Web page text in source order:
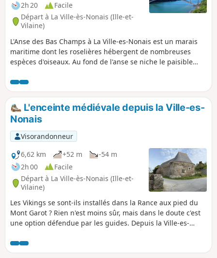
2h 20
Facile
Départ à La Ville-ès-Nonais (Ille-et-
Vilaine)
L'Anse des Bas Champs à La Ville-es-Nonais est un marais
maritime dont les roselières hébergent de nombreuses
espèces d'oiseaux. Au fond de l'anse se niche le paisible
Tour du Pays Malouin vous amène aux pieds des deux ponts
caractéristiques de la Vallée de la Rance : le Pont Saint-
Hubert et son pendant, le Pont Chateaubriand. Tous deux
enjambent la Rance à son rétrécissement, en reliant Plouër-
sur-Rance (département des Côtes d'Armor) à La Ville-ès-
Nonais (département Ille-et-Vilaine).
L'enceinte médiévale depuis la Ville-es-
Nonais
Visorandonneur
6,62 km
+52 m
-54 m
2h 00
Facile
Départ à La Ville-ès-Nonais (Ille-et-
Vilaine)
Les Vikings se sont-ils installés dans la Rance aux pied du
Mont Garot ? Rien n'est moins sûr, mais dans le doute c'est
une option défendue par les guides. Depuis la Ville-es-
l'emplacement du camp supposé des Vikings. À marée
basse vous pouvez apercevoir le site surmonté d'une